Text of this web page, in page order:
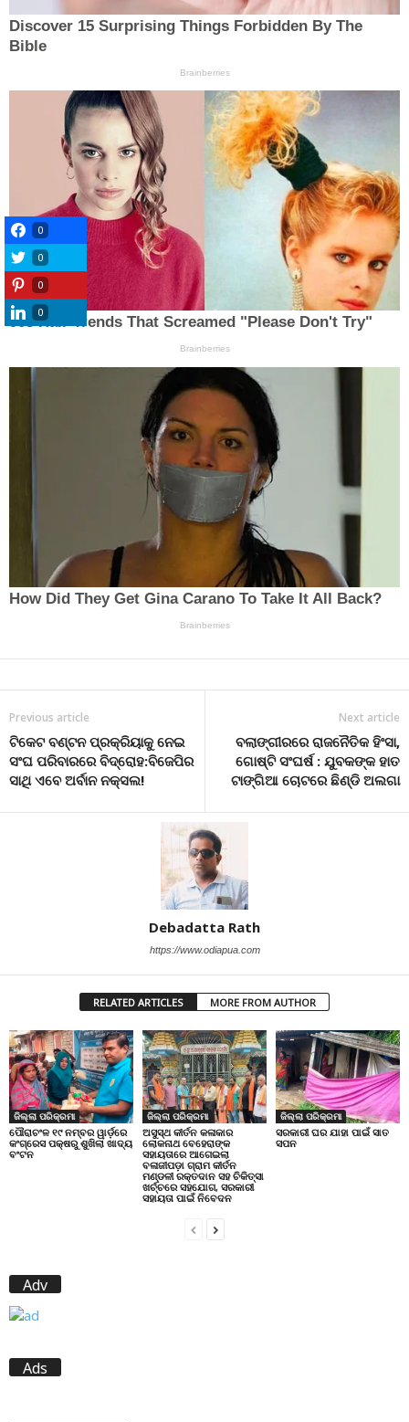
Previous article
ଟିକେଟ ବଣ୍ଟନ ପ୍ରକ୍ରିୟାକୁ ନେଇ
ସଂଘ ପରିବାରରେ ବିଦ୍ରୋହ:ବିଜେପିର
ସାଥି ଏବେ ଅର୍ବାନ ନକ୍ସଲ!
Next article
ବଲାଙ୍ଗୀରରେ ରାଜନୈତିକ ହିଂସା,
ଗୋଷ୍ଟି ସଂଘର୍ଷ : ଯୁବକଙ୍କ ହାତ
ଟାଙ୍ଗିଆ ଚୋଟରେ ଛିଣ୍ଡି ଅଲଗା
Debadatta Rath
https://www.odiapua.com
RELATED ARTICLES MORE FROM AUTHOR
ଜିଲ୍ଲା ପରିକ୍ରମା
ପୌରାଚଂଳ ୧୯ ନମ୍ବର ୱାର୍ଡ଼ରେ
କଂଗ୍ରେସ ପକ୍ଷରୁ ଶୁଖିଲା ଖାଦ୍ୟ
ବଂଟନ
ଜିଲ୍ଲା ପରିକ୍ରମା
ଅସୁସ୍ଥ କୀର୍ତନ କଳାକାର
ଲୋକନାଥ ବେହେରାଙ୍କ
ସହାୟତାରେ ଆଗେଇଲା
ବଳାଜୀପଡ଼ା ଗ୍ରାମ କୀର୍ତନ
ମଣ୍ଡଳୀ ରକ୍ତଦାନ ସହ ଚିକିତ୍ସା
ଖର୍ଚ୍ଚରେ ସହଯୋଗ, ସରକାରୀ
ସହାୟତା ପାଇଁ ନିବେଦନ
ଜିଲ୍ଲା ପରିକ୍ରମା
ସରକାରୀ ଘର ଯାହା ପାଇଁ ସାତ
ସପନ
Adv
Ads
0
0
0
0